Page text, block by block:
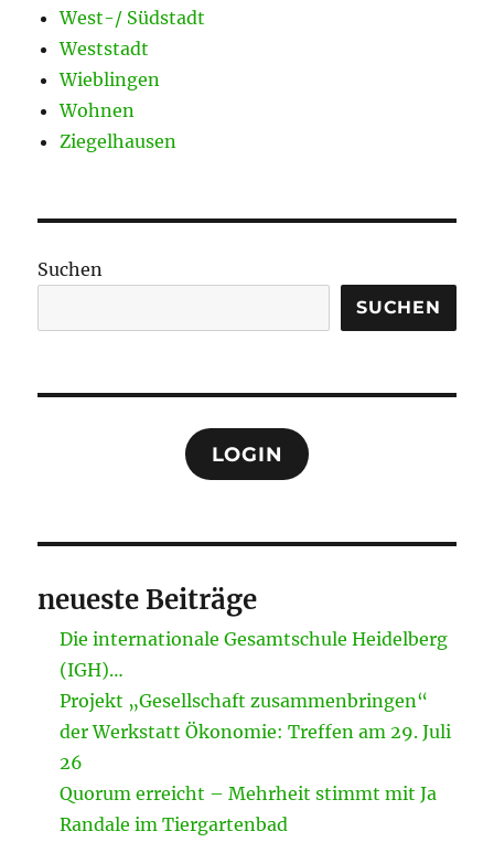
West-/ Südstadt
Weststadt
Wieblingen
Wohnen
Ziegelhausen
Suchen
SUCHEN
LOGIN
neueste Beiträge
Die internationale Gesamtschule Heidelberg
(IGH)…
Projekt „Gesellschaft zusammenbringen“
der Werkstatt Ökonomie: Treffen am 29. Juli
26
Quorum erreicht – Mehrheit stimmt mit Ja
Randale im Tiergartenbad